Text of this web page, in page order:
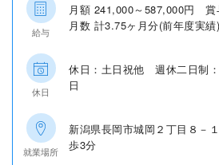
給与
月額 241,000～587,000円
月数 計3.75ヶ月分(前年度実績)
休日
休日：土日祝他 週休二日制
日
就業場所
新潟県長岡市城岡２丁目８－
歩3分